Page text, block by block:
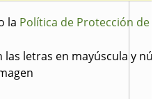
la Política de Protección de
las letras en mayúscula y